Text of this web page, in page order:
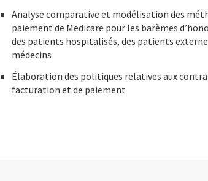
Analyse comparative et modélisation des
paiement de Medicare pour les barèmes
des patients hospitalisés, des patients
médecins
Élaboration des politiques relatives aux
facturation et de paiement